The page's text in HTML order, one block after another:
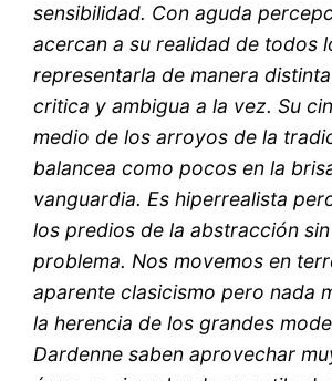
sensibilidad. Con aguda
acercan a su realidad de todos
representarla de manera
critica y ambigua a la vez. Su
medio de los arroyos de la
balancea como pocos en la
vanguardia. Es hiperrealista
los predios de la abstracción
problema. Nos movemos en
aparente clasicismo pero nada
la herencia de los grandes
Dardenne saben aprovechar